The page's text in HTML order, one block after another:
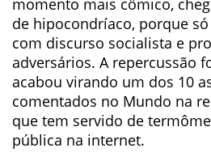
momento mais cômico,
de hipocondríaco, porque
com discurso socialista e
adversários. A repercussão
acabou virando um dos 10
comentados no Mundo na
que tem servido de
pública na internet.